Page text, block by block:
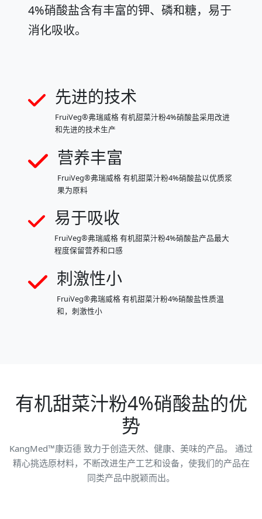
4%硝酸盐含有丰富的钾、磷和糖，易于
消化吸收。
先进的技术
FruiVeg®弗瑞威格 有机甜菜汁粉4%硝酸盐采用改进
和先进的技术生产
营养丰富
FruiVeg®弗瑞威格 有机甜菜汁粉4%硝酸盐以优质浆
果为原料
易于吸收
FruiVeg®弗瑞威格 有机甜菜汁粉4%硝酸盐产品最大
程度保留营养和口感
刺激性小
FruiVeg®弗瑞威格 有机甜菜汁粉4%硝酸盐性质温
和，刺激性小
有机甜菜汁粉4%硝酸盐的优
势
KangMed™康迈德 致力于创造天然、健康、美味的产品。 通过
精心挑选原材料，不断改进生产工艺和设备，使我们的产品在
同类产品中脱颖而出。